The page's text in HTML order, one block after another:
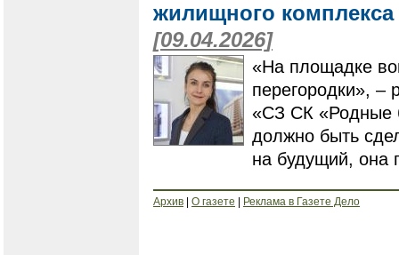
жилищного
[09.04.2026]
​​​​​​​«На площадке
перегородки», –
«СЗ СК «Родные
должно быть
на будущий, она
Архив | О газете | Реклама в Газете Дело